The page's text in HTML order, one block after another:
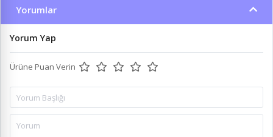
Yorumlar
Yorum Yap
Ürüne Puan Verin